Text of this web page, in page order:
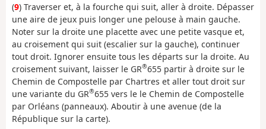
(9) Traverser et, à la fourche qui suit, aller à droite. Dépasser
une aire de jeux puis longer une pelouse à main gauche.
Noter sur la droite une placette avec une petite vasque et,
au croisement qui suit (escalier sur la gauche), continuer
tout droit. Ignorer ensuite tous les départs sur la droite. Au
croisement suivant, laisser le GR®655 partir à droite sur le
Chemin de Compostelle par Chartres et aller tout droit sur
une variante du GR®655 vers le le Chemin de Compostelle
par Orléans (panneaux). Aboutir à une avenue (de la
République sur la carte).